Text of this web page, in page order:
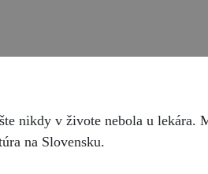
nikdy v živote nebola u
na Slovensku.